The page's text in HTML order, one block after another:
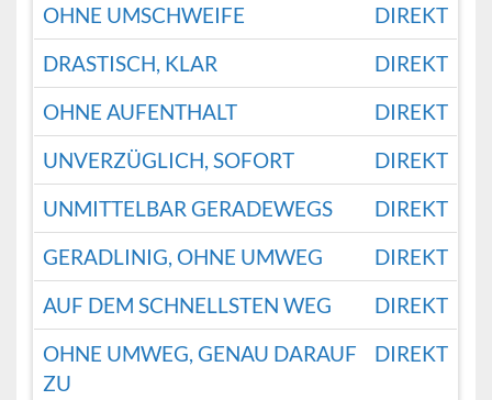
OHNE UMSCHWEIFE
DIREKT
DRASTISCH, KLAR
DIREKT
OHNE AUFENTHALT
DIREKT
UNVERZÜGLICH, SOFORT
DIREKT
UNMITTELBAR GERADEWEGS
DIREKT
GERADLINIG, OHNE UMWEG
DIREKT
AUF DEM SCHNELLSTEN WEG
DIREKT
OHNE UMWEG, GENAU DARAUF
ZU
DIREKT